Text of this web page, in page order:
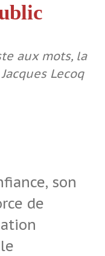
aux mots, la
Lecoq
son
de